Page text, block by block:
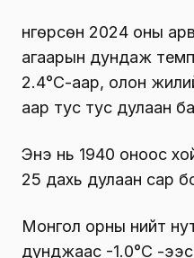
Өнгөрсөн 2024 оны
агаарын дундаж
2.4°С-аар, олон
аар тус тус дулаан
Энэ нь 1940 оноос
25 дахь дулаан сар
Монгол орны нийт
дунджаас -1.0°С -